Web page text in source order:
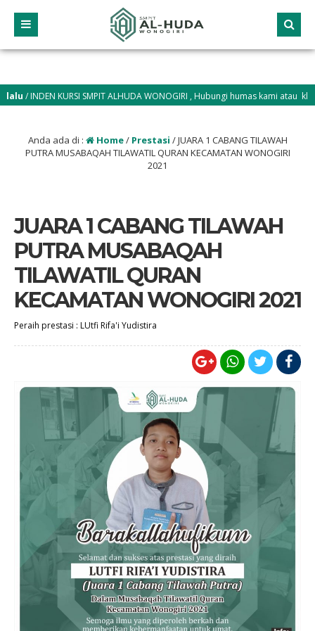
/ INDEN KURSI SMPIT ALHUDA WONOGIRI , Hubungi humas kami atau klik
Anda ada di : Home/ Prestasi /JUARA 1 CABANG TILAWAH
PUTRA MUSABAQAH TILAWATIL QURAN KECAMATAN WONOGIRI
2021
JUARA 1 CABANG TILAWAH
PUTRA MUSABAQAH
TILAWATIL QURAN
KECAMATAN WONOGIRI 2021
Peraih prestasi : LUtfi Rifa'i Yudistira